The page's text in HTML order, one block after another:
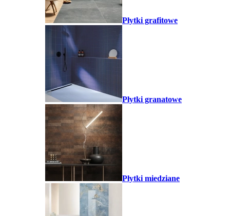
Płytki grafitowe
Płytki granatowe
Płytki miedziane